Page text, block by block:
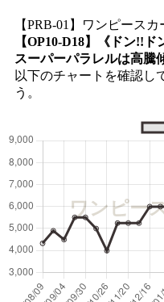
【PRB-01】ワンピース
【OP10-D18】《ドン!!
スーパーパラレルは高騰
以下のチャートを確認し
う。